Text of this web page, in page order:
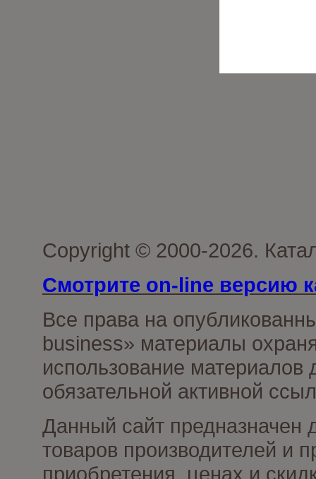
Copyright © 2000-2026.
Смотрите on-line версию
Все права на
business» материалы
использование материалов
обязательной активной
Данный сайт предназначен
товаров производителей и
приобретения, ценах и